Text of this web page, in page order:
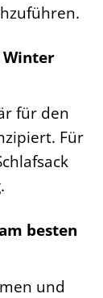
Winter
für den
Für
besten
und